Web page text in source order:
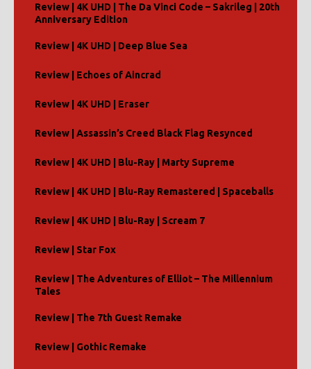
Review | 4K UHD | The Da Vinci Code – Sakrileg | 20th
Anniversary Edition
Review | 4K UHD | Deep Blue Sea
Review | Echoes of Aincrad
Review | 4K UHD | Eraser
Review | Assassin’s Creed Black Flag Resynced
Review | 4K UHD | Blu-Ray | Marty Supreme
Review | 4K UHD | Blu-Ray Remastered | Spaceballs
Review | 4K UHD | Blu-Ray | Scream 7
Review | Star Fox
Review | The Adventures of Elliot – The Millennium
Tales
Review | The 7th Guest Remake
Review | Gothic Remake